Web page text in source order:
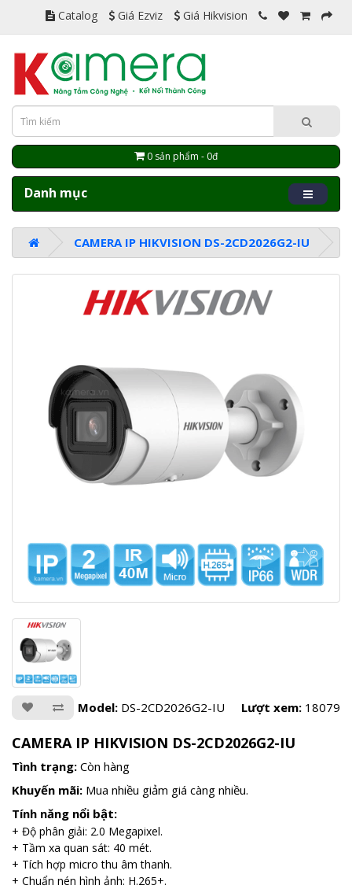
Catalog Giá Ezviz Giá Hikvision
0 sản phẩm - 0đ
Danh mục
CAMERA IP HIKVISION DS-2CD2026G2-IU
Model: DS-2CD2026G2-IU Lượt xem: 18079
CAMERA IP HIKVISION DS-2CD2026G2-IU
Tình trạng: Còn hàng
Khuyến mãi: Mua nhiều giảm giá càng nhiều.
Tính năng nổi bật:
+ Độ phân giải: 2.0 Megapixel.
+ Tầm xa quan sát: 40 mét.
+ Tích hợp micro thu âm thanh.
+ Chuẩn nén hình ảnh: H.265+.